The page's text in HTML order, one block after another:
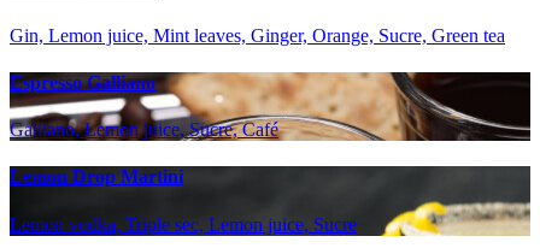
Gin, Lemon juice, Mint leaves, Ginger, Orange, Sucre, Green tea
Espresso Galliano
Galliano, Lemon juice, Sucre, Café
Lemon Drop Martini
Lemon vodka, Triple sec, Lemon juice, Sucre